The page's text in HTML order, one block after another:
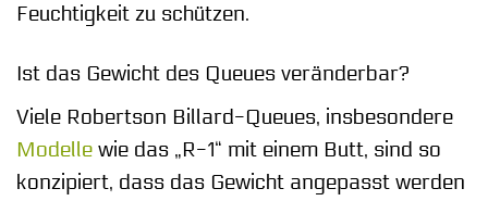
Feuchtigkeit zu schützen.
Ist das Gewicht des Queues veränderbar?
Viele Robertson Billard-Queues, insbesondere
Modelle wie das „R-1“ mit einem Butt, sind so
konzipiert, dass das Gewicht angepasst werden